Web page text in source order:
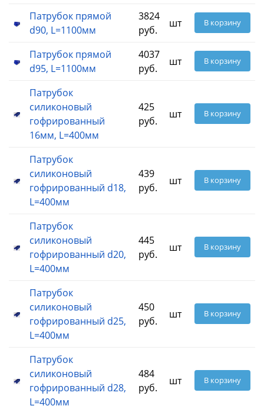
Патрубок прямой
d90, L=1100мм
3824
руб.
шт В корзину
Патрубок прямой
d95, L=1100мм
4037
руб.
шт В корзину
Патрубок
силиконовый
гофрированный
16мм, L=400мм
425
руб.
шт В корзину
Патрубок
силиконовый
гофрированный d18,
L=400мм
439
руб.
шт В корзину
Патрубок
силиконовый
гофрированный d20,
L=400мм
445
руб.
шт В корзину
Патрубок
силиконовый
гофрированный d25,
L=400мм
450
руб.
шт В корзину
Патрубок
силиконовый
гофрированный d28,
L=400мм
484
руб.
шт В корзину